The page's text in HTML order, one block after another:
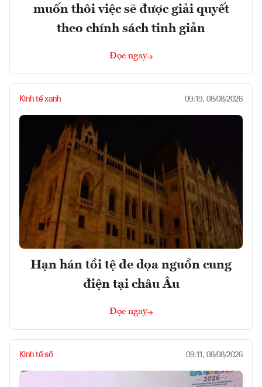
muốn thôi việc sẽ được giải quyết
theo chính sách tinh giản
Đọc ngay
Kinh tế xanh 09:19, 08/08/2026
Hạn hán tồi tệ đe dọa nguồn cung
điện tại châu Âu
Đọc ngay
Kinh tế số 09:11, 08/08/2026